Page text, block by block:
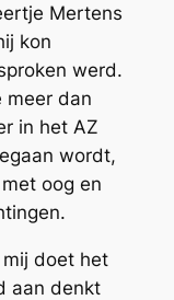
Mertens
kon
werd.
meer dan
in het AZ
wordt,
oog en
doet het
aan denkt